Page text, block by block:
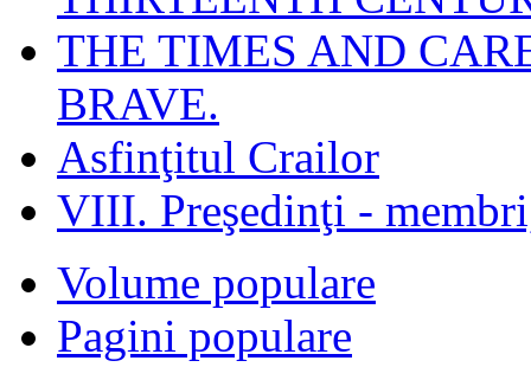
THE TIMES AND
BRAVE.
Asfinţitul Crailor
VIII. Preşedinţi -
Volume populare
Pagini populare